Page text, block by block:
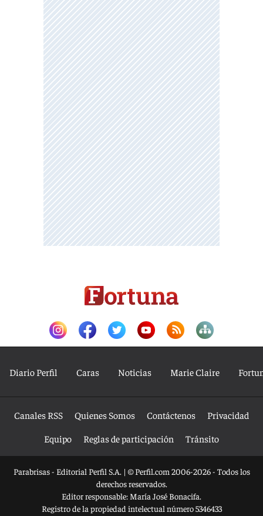
Diario Perfil Caras Noticias Marie Claire
Canales RSS Quienes Somos Contáctenos
Privacidad
Equipo
Reglas de participación Tránsito
Parabrisas - Editorial Perfil S.A. | © Perfil.com 2006-2026 - Todos los
derechos reservados.
Editor responsable: María José Bonacifa.
Registro de la propiedad intelectual número 5346433